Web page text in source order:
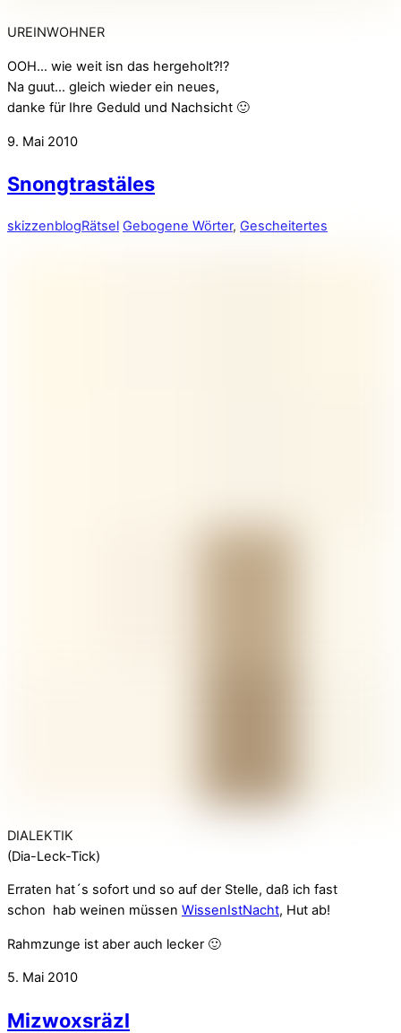
UREINWOHNER
OOH… wie weit isn das hergeholt?!?
Na guut… gleich wieder ein neues,
danke für Ihre Geduld und Nachsicht 🙂
9. Mai 2010
Snongtrastäles
skizzenblogRätsel Gebogene Wörter, Gescheitertes
DIALEKTIK
(Dia-Leck-Tick)
Erraten hat´s sofort und so auf der Stelle, daß ich fast
schon hab weinen müssen WissenIstNacht, Hut ab!
Rahmzunge ist aber auch lecker 🙂
5. Mai 2010
Mizwoxsräzl